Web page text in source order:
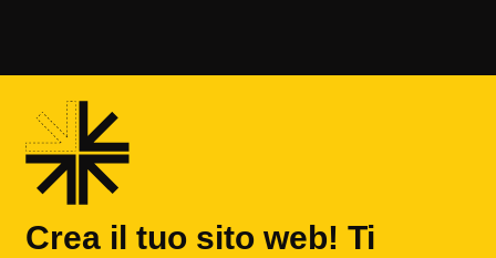
Crea il tuo sito web! Ti